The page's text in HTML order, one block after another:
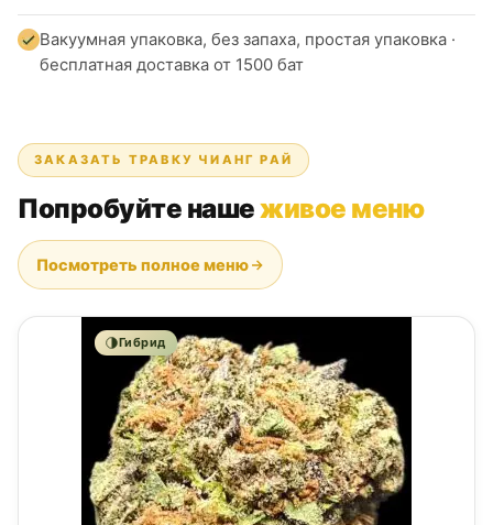
Вакуумная упаковка, без запаха, простая упаковка ·
бесплатная доставка от 1500 бат
ЗАКАЗАТЬ ТРАВКУ ЧИАНГ РАЙ
Попробуйте нашеживое меню
Посмотреть полное меню
Гибрид